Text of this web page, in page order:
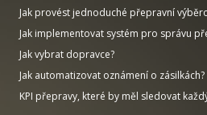
Jak provést jednoduché přepravní
Jak implementovat systém pro správu
Jak vybrat dopravce?
Jak automatizovat oznámení o zásilkách?
KPI přepravy, které by měl sledovat